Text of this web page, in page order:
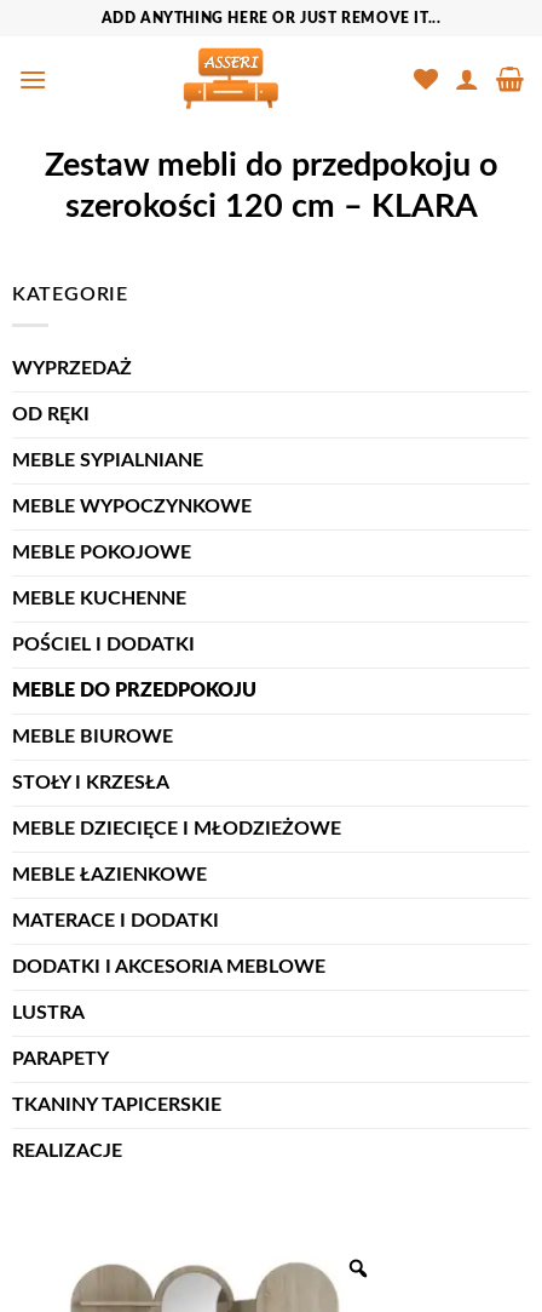
zawartości
ADD ANYTHING HERE OR JUST REMOVE IT...
Zestaw mebli do przedpokoju o
szerokości 120 cm – KLARA
KATEGORIE
WYPRZEDAŻ
OD RĘKI
MEBLE SYPIALNIANE
MEBLE WYPOCZYNKOWE
MEBLE POKOJOWE
MEBLE KUCHENNE
POŚCIEL I DODATKI
MEBLE DO PRZEDPOKOJU
MEBLE BIUROWE
STOŁY I KRZESŁA
MEBLE DZIECIĘCE I MŁODZIEŻOWE
MEBLE ŁAZIENKOWE
MATERACE I DODATKI
DODATKI I AKCESORIA MEBLOWE
LUSTRA
PARAPETY
TKANINY TAPICERSKIE
REALIZACJE